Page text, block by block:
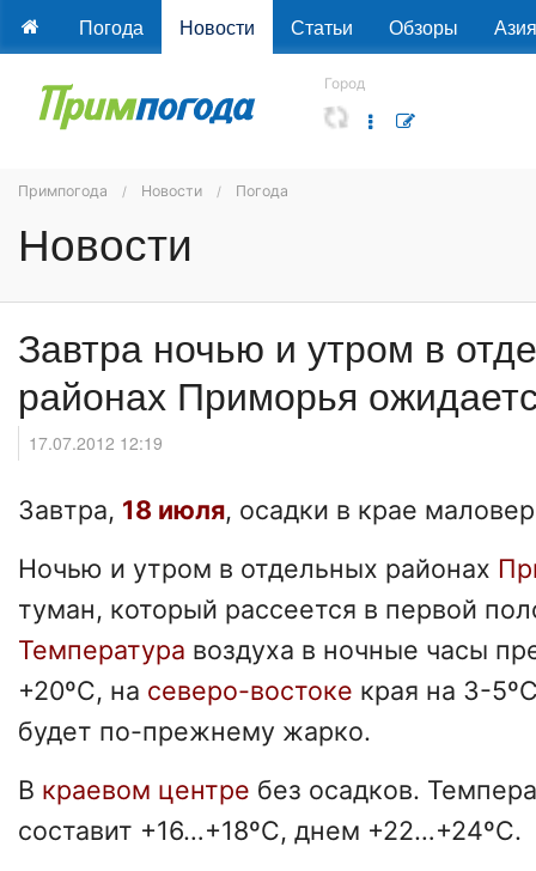
Погода Новости Статьи Обзоры Азия
Город
Примпогода Новости Погода
Новости
Завтра ночью и утром в
районах Приморья
17.07.2012 12:19
Завтра, 18 июля, осадки в крае
Ночью и утром в отдельных районах
туман, который рассеется в первой
Температура воздуха в ночные часы
+20ºС, на северо-востоке края на 3-
будет по-прежнему жарко.
В краевом центре без осадков.
составит +16…+18ºС, днем +22…+24ºС.